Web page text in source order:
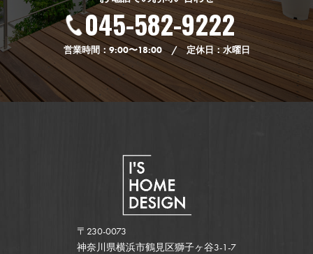
045-582-9222
営業時間：9:00〜18:00 / 定休日：水曜日
〒230-0073
神奈川県横浜市鶴見区獅子ヶ谷3-1-7